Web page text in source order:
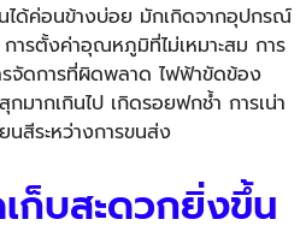
นได้ค่อนข้างบ่อย มักเกิดจากอุปกรณ์
การตั้งค่าอุณหภูมิที่ไม่เหมาะสม การ
จัดการที่ผิดพลาด ไฟฟ้าขัดข้อง
มากเกินไป เกิดรอยฟกช้ำ การเน่า
สีระหว่างการขนส่ง
เก็บสะดวกยิ่งขึ้น